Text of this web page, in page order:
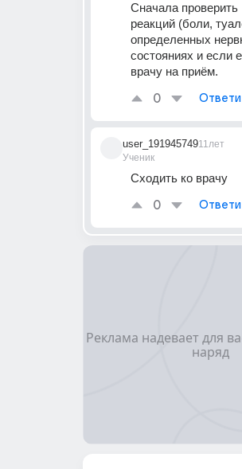
Сначала проверить
реакций (боли,
определенных
состояниях и если
врачу на приём.
0
user_191945749
Ученик
11лет
Сходить ко врачу
0